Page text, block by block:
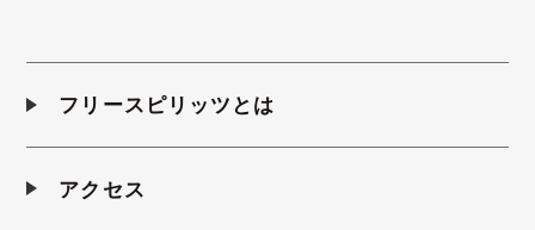
フリースピリッツとは
アクセス